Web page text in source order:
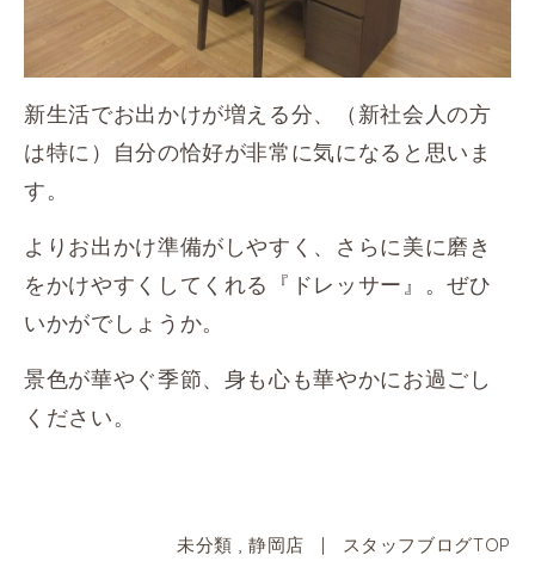
新生活でお出かけが増える分、（新社会人の方
は特に）自分の恰好が非常に気になると思いま
す。
よりお出かけ準備がしやすく、さらに美に磨き
をかけやすくしてくれる『ドレッサー』。ぜひ
いかがでしょうか。
景色が華やぐ季節、身も心も華やかにお過ごし
ください。
未分類 , 静岡店 | スタッフブログTOP